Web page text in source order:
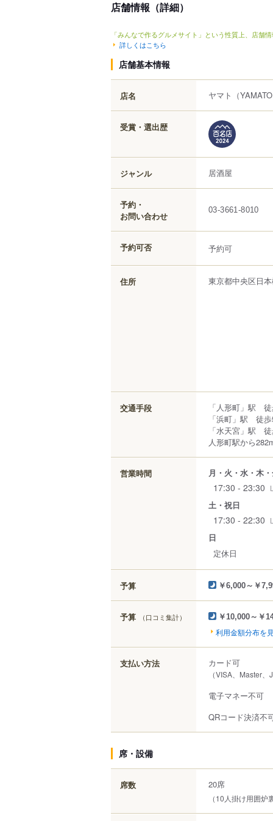
店舗情報（詳細）
「みんなで作るグルメサイト」という性質上、店舗
詳しくはこちら
店舗基本情報
店名 ヤマト （YAMATO
受賞・選出歴
ジャンル 居酒屋
予約・
お問い合わせ
03-3661-8010
予約可否 予約可
住所 東京都中央区日
交通手段
「人形町」駅
「浜町」駅 徒歩
「水天宮」駅
人形町駅から
営業時間 月・火・水・木
17:30 - 23:30
土・祝日
17:30 - 22:30
日
定休日
予算 ￥6,000～￥
予算 （口コミ集計） ￥10,000～￥
利用金額分布を
支払い方法 カード可
（VISA、Master
電子マネー不可
QRコード決済不
席・設備
席数 20席
（10人掛け用囲炉